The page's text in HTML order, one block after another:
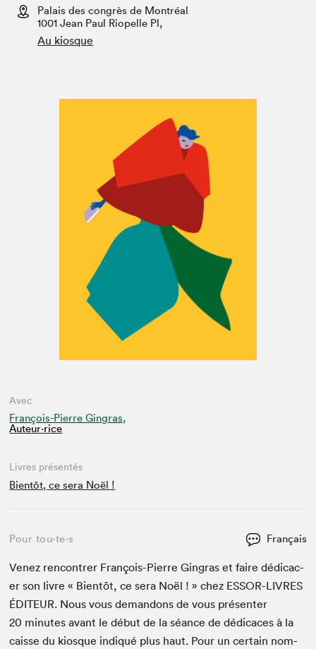
Espace enseignant·e·s
Espace pro
Palais des congrès de Montréal
1001 Jean Paul Riopelle Pl,
Au kiosque
Avec
François-Pierre Gingras,
Auteur·rice
Livres présentés
Bientôt, ce sera Noël !
Pour tou⋅te⋅s Français
Venez ren­con­tr­er François-Pierre Gin­gras et faire dédi­cac­
er son livre « Bien­tôt, ce sera Noël ! » chez ESSOR-LIVRES
ÉDI­TEUR. Nous vous deman­dons de vous présen­ter
20 min­utes avant le début de la séance de dédi­caces à la
caisse du kiosque indiqué plus haut. Pour un cer­tain nom­